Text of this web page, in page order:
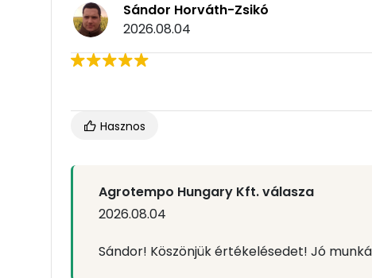
Sándor Horváth-Zsikó
2026.08.04
Hasznos
Agrotempo Hungary Kft. válasza
2026.08.04
Sándor! Köszönjük értékelésedet! Jó